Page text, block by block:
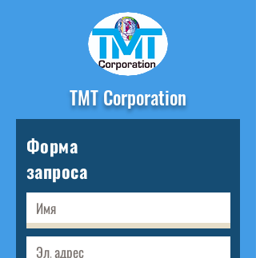
TMT Corporation
Форма
запроса